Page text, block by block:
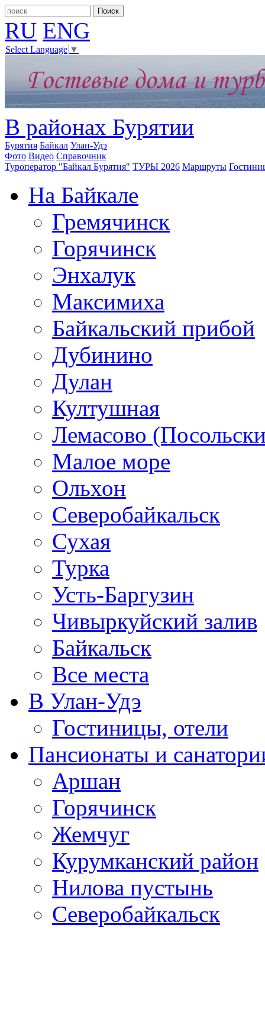
RU ENG
Select Language ▼
В районах Бурятии
Бурятия Байкал Улан-Удэ
Фото Видео Справочник
Туроператор "Байкал Бурятия" ТУРЫ 2026 Маршруты
На Байкале
Гремячинск
Горячинск
Энхалук
Максимиха
Байкальский прибой
Дубинино
Дулан
Култушная
Лемасово
Малое море
Ольхон
Северобайкальск
Сухая
Турка
Усть-Баргузин
Чивыркуйский залив
Байкальск
Все места
В Улан-Удэ
Гостиницы, отели
Пансионаты и
Аршан
Горячинск
Жемчуг
Курумканский район
Нилова пустынь
Северобайкальск